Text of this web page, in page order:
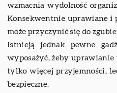
wzmacnia wydolność
Konsekwentnie uprawiane i
może przyczynić się do
Istnieją jednak pewne
wyposażyć, żeby uprawianie
tylko więcej przyjemności,
bezpieczne.